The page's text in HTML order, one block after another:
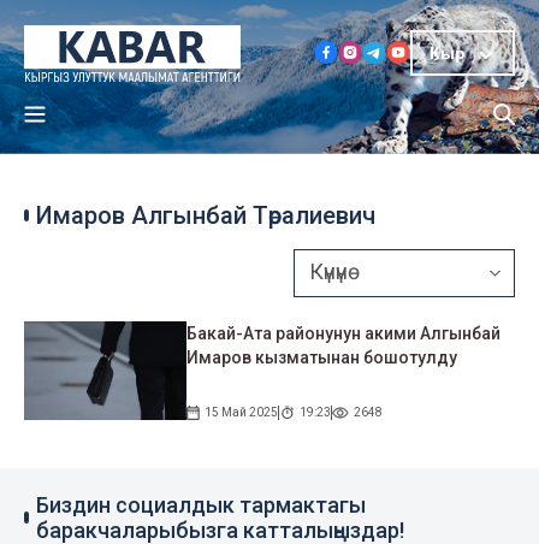
Кыр
Имаров Алгынбай Төралиевич
Бакай-Ата районунун акими Алгынбай
Имаров кызматынан бошотулду
15 Май 2025 19:23 2648
Биздин социалдык тармактагы
баракчаларыбызга катталыңыздар!